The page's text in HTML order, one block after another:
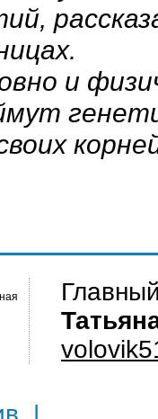
и